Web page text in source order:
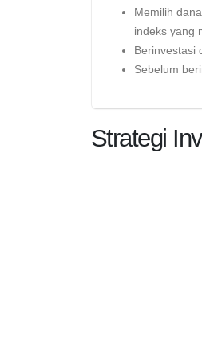
Memilih
indeks yang
Berinvestasi
Sebelum
Strategi